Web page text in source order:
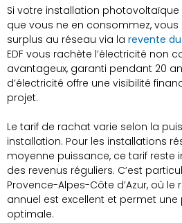
Si votre installation
que vous ne en consommez,
surplus au réseau via la revente
EDF vous rachète l’électricité non
avantageux, garanti pendant 20
d’électricité offre une visibilité
projet.
Le tarif de rachat varie selon la
installation. Pour les installations
moyenne puissance, ce tarif reste
des revenus réguliers. C’est
Provence-Alpes-Côte d’Azur, où
annuel est excellent et permet
optimale.